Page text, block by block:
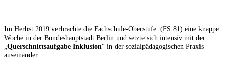
Im Herbst 2019 verbrachte die Fachschule-Oberstufe (FS 81) eine knappe
Woche in der Bundeshauptstadt Berlin und setzte sich intensiv mit der
„Querschnittsaufgabe Inklusion“ in der sozialpädagogischen Praxis
auseinander.